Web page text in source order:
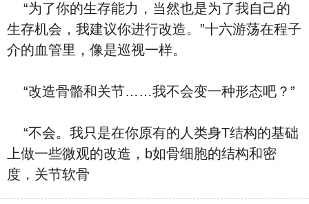
“为了你的生存能力，当然也是为了我自己的
生存机会，我建议你进行改造。”十六游荡在程子
介的血管里，像是巡视一样。
“改造骨骼和关节……我不会变一种形态吧？”
“不会。我只是在你原有的人类身T结构的基础
上做一些微观的改造，b如骨细胞的结构和密
度，关节软骨